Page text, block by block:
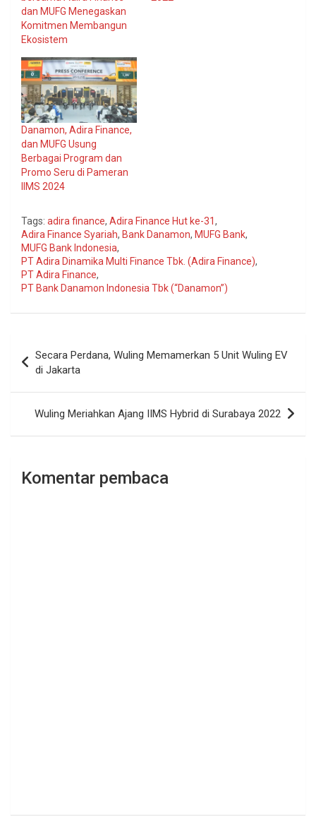
dan MUFG Menegaskan
Komitmen Membangun
Ekosistem
Danamon, Adira Finance,
dan MUFG Usung
Berbagai Program dan
Promo Seru di Pameran
IIMS 2024
Tags: adira finance, Adira Finance Hut ke-31,
Adira Finance Syariah, Bank Danamon, MUFG Bank,
MUFG Bank Indonesia,
PT Adira Dinamika Multi Finance Tbk. (Adira Finance),
PT Adira Finance,
PT Bank Danamon Indonesia Tbk (“Danamon”)
pos
Secara Perdana, Wuling Memamerkan 5 Unit Wuling EV
di Jakarta
Wuling Meriahkan Ajang IIMS Hybrid di Surabaya 2022
Komentar pembaca